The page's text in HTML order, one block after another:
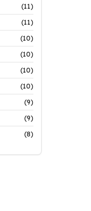
(11)
(11)
(10)
(10)
(10)
(10)
(9)
(9)
(8)